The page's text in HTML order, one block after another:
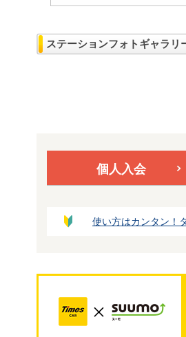
ステーションフォトギャラリ
個人入会
使い方はカンタン！